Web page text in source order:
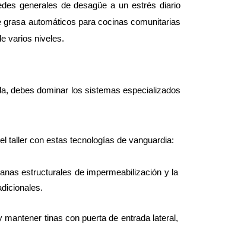
generales de desagüe a un estrés diario
automáticos para cocinas comunitarias
varios niveles.
debes dominar los sistemas especializados
taller con estas tecnologías de vanguardia:
estructurales de impermeabilización y la
tinas con puerta de entrada lateral,